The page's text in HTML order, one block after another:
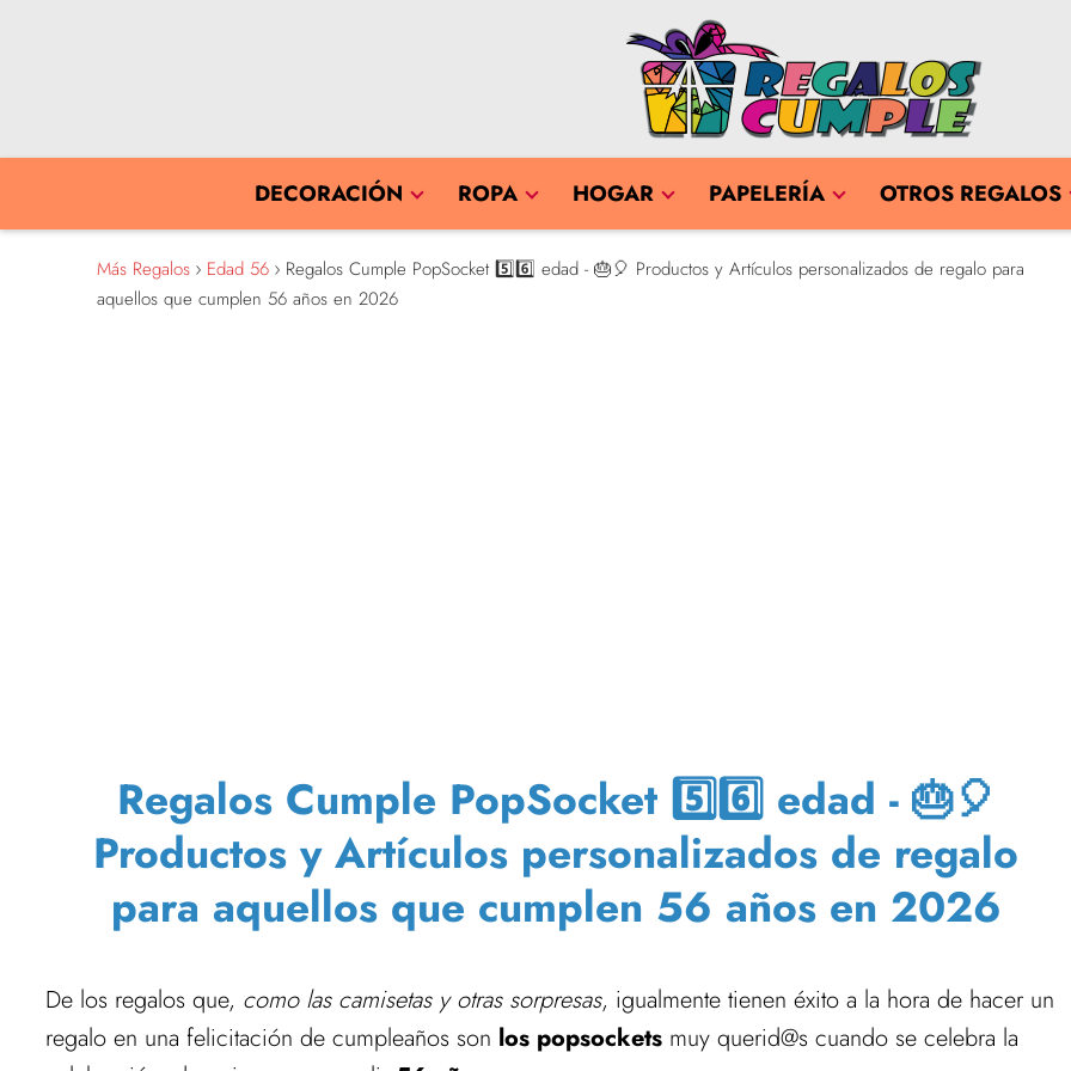
DECORACIÓN ROPA HOGAR PAPELERÍA OTROS REGALOS
Más Regalos Edad 56
Regalos Cumple PopSocket 5️⃣6️⃣ edad - 🎂🎈 Productos y Artículos personalizados de regalo para
aquellos que cumplen 56 años en 2026
Regalos Cumple PopSocket 5️⃣6️⃣ edad - 🎂🎈
Productos y Artículos personalizados de regalo
para aquellos que cumplen 56 años en 2026
De los regalos que, como las camisetas y otras sorpresas, igualmente tienen éxito a la hora de hacer un
regalo en una felicitación de cumpleaños son los popsockets muy querid@s cuando se celebra la